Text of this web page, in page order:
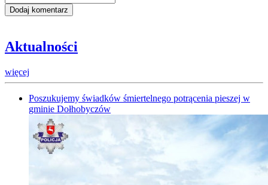
Aktualności
więcej
Poszukujemy świadków śmiertelnego potrącenia pieszej w
gminie Dołhobyczów